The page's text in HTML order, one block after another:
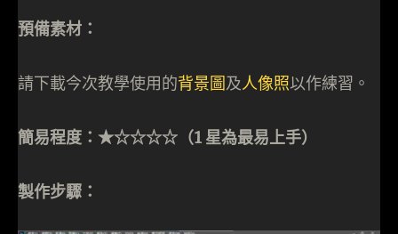
預備素材：
請下載今次教學使用的背景圖及人像照以作練習。
簡易程度：★☆☆☆☆（1 星為最易上手）
製作步驟：